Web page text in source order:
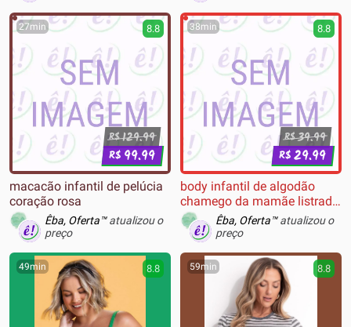
27min 8.8
R$129.99
R$ 99.99
macacão infantil de pelúcia
coração rosa
Êba, Oferta™atualizou o
preço
38min 8.8
R$39.99
R$29.99
body infantil de algodão
chamego da mamãe listrado
rosa
Êba, Oferta™atualizou o
preço
49min 8.8 59min 8.8